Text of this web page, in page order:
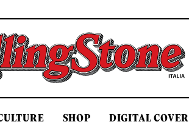
Rolling Stone Italia
SHOP DIGITAL COVER